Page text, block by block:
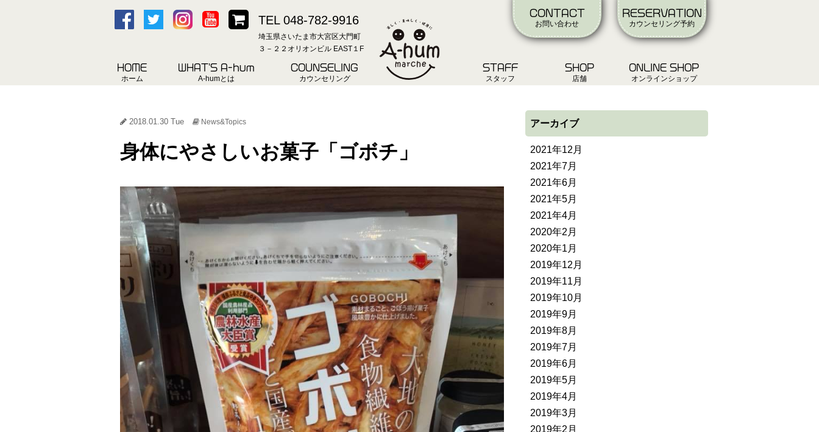
TEL 048-782-9916
埼玉県さいたま市大宮区大門町
３－２２オリオンビル EAST１F
CONTACT
お問い合わせ
RESERVATION
カウンセリング予約
HOME
ホーム
WHAT'S A-hum
A-humとは
COUNSELING
カウンセリング
STAFF
スタッフ
SHOP
店舗
ONLINE SHOP
オンラインショップ
2018.01.30 Tue News&Topics
身体にやさしいお菓子「ゴボチ」
アーカイブ
2021年12月
2021年7月
2021年6月
2021年5月
2021年4月
2020年2月
2020年1月
2019年12月
2019年11月
2019年10月
2019年9月
2019年8月
2019年7月
2019年6月
2019年5月
2019年4月
2019年3月
2019年2月